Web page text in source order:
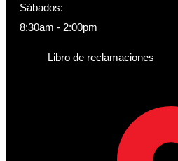
Sábados:
8:30am - 2:00pm
Libro de reclamaciones